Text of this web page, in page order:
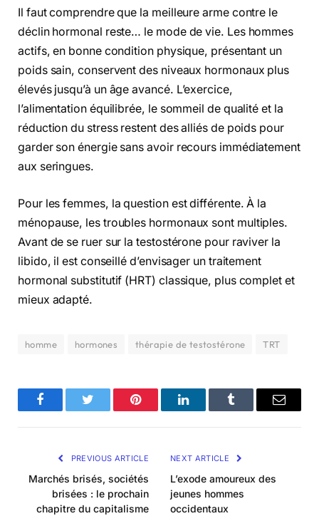
Il faut comprendre que la meilleure arme contre le
déclin hormonal reste… le mode de vie. Les hommes
actifs, en bonne condition physique, présentant un
poids sain, conservent des niveaux hormonaux plus
élevés jusqu’à un âge avancé. L’exercice,
l’alimentation équilibrée, le sommeil de qualité et la
réduction du stress restent des alliés de poids pour
garder son énergie sans avoir recours immédiatement
aux seringues.
Pour les femmes, la question est différente. À la
ménopause, les troubles hormonaux sont multiples.
Avant de se ruer sur la testostérone pour raviver la
libido, il est conseillé d’envisager un traitement
hormonal substitutif (HRT) classique, plus complet et
mieux adapté.
homme hormones thérapie de testostérone TRT
FacebookTwitter Pinterest LinkedInTumblr Email
PREVIOUS ARTICLE
Marchés brisés, sociétés
brisées : le prochain
chapitre du capitalisme
NEXT ARTICLE
L’exode amoureux des
jeunes hommes
occidentaux